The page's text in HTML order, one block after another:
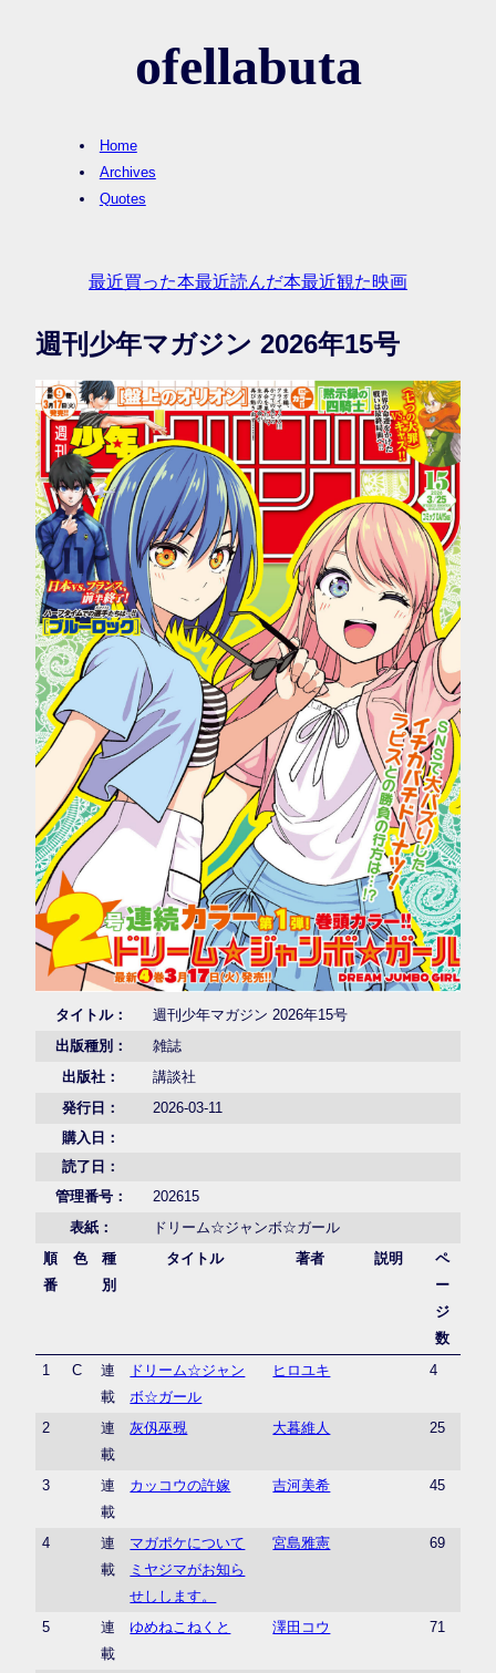
ofellabuta
Home
Archives
Quotes
最近買った本最近読んだ本最近観た映画
週刊少年マガジン 2026年15号
タイトル：
週刊少年マガジン 2026年15号
出版種別：
雑誌
出版社：
講談社
発行日：
2026-03-11
購入日：
読了日：
管理番号：
202615
表紙：
ドリーム☆ジャンボ☆ガール
順
番
色
種
別
タイトル 著者 説明
ペ
ー
ジ
数
1
C
連
載
ドリーム☆ジャン
ボ☆ガール
ヒロユキ 4
2
連
載
灰仭巫覡 大暮維人 25
3
連
載
カッコウの許嫁 吉河美希 45
4
連
載
マガポケについて
ミヤジマがお知ら
せしします。
宮島雅憲 69
5
連
載
ゆめねこねくと 澤田コウ 71